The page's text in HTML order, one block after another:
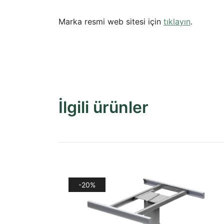
Marka resmi web sitesi için tıklayın.
İlgili ürünler
-20%